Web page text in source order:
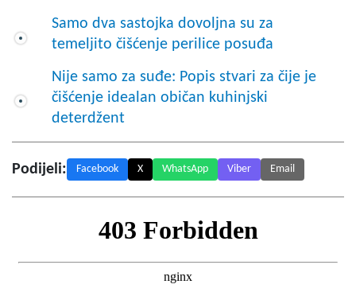
Samo dva sastojka dovoljna su za
temeljito čišćenje perilice posuđa
Nije samo za suđe: Popis stvari za čije je
čišćenje idealan običan kuhinjski
deterdžent
Podijeli: Facebook X WhatsApp Viber Email